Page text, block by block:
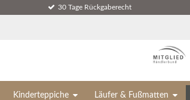
30 Tage Rückgaberecht
Kinderteppiche Läufer & Fußmatten